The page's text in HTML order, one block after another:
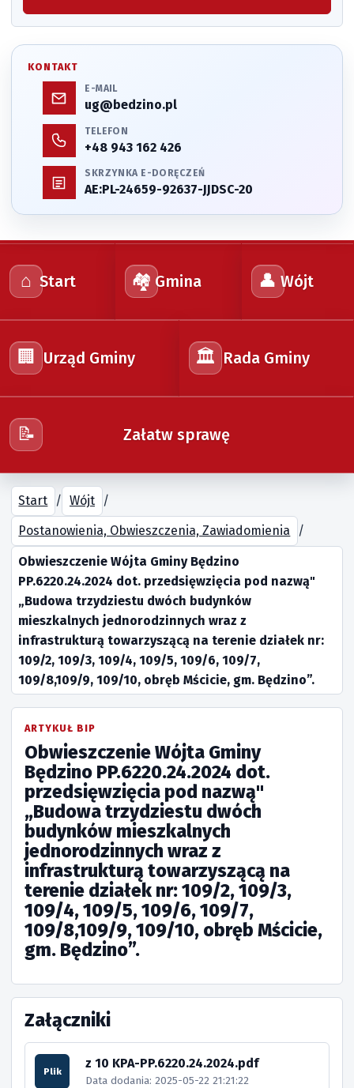
KONTAKT
E-MAIL
ug@bedzino.pl
TELEFON
+48 943 162 426
SKRZYNKA E-DORĘCZEŃ
AE:PL-24659-92637-JJDSC-20
⌂ Start 🏘️ Gmina 👤 Wójt
🏢 Urząd Gminy 🏛️ Rada Gminy
📝 Załatw sprawę
Start / Wójt /
Postanowienia, Obwieszczenia, Zawiadomienia /
Obwieszczenie Wójta Gminy Będzino
PP.6220.24.2024 dot. przedsięwzięcia pod nazwą"
„Budowa trzydziestu dwóch budynków
mieszkalnych jednorodzinnych wraz z
infrastrukturą towarzyszącą na terenie działek nr:
109/2, 109/3, 109/4, 109/5, 109/6, 109/7,
109/8,109/9, 109/10, obręb Mścicie, gm. Będzino”.
ARTYKUŁ BIP
Obwieszczenie Wójta Gminy
Będzino PP.6220.24.2024 dot.
przedsięwzięcia pod nazwą"
„Budowa trzydziestu dwóch
budynków mieszkalnych
jednorodzinnych wraz z
infrastrukturą towarzyszącą na
terenie działek nr: 109/2, 109/3,
109/4, 109/5, 109/6, 109/7,
109/8,109/9, 109/10, obręb Mścicie,
gm. Będzino”.
Załączniki
Plik
z 10 KPA-PP.6220.24.2024.pdf
Data dodania: 2025-05-22 21:21:22